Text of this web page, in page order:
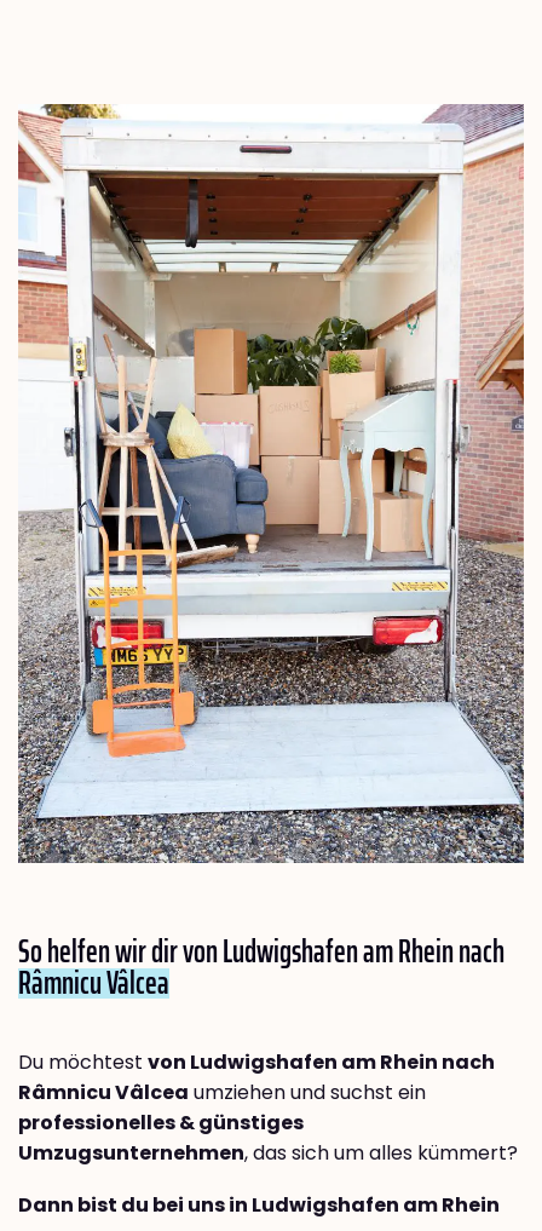
So helfen wir dir von Ludwigshafen am Rhein nach
Râmnicu Vâlcea
Du möchtest von Ludwigshafen am Rhein nach
Râmnicu Vâlcea umziehen und suchst ein
professionelles & günstiges
Umzugsunternehmen, das sich um alles kümmert?
Dann bist du bei uns in Ludwigshafen am Rhein